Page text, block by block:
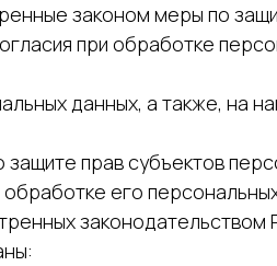
законом меры по
при обработке
данных, а также, на
прав субъектов
его
законодательством